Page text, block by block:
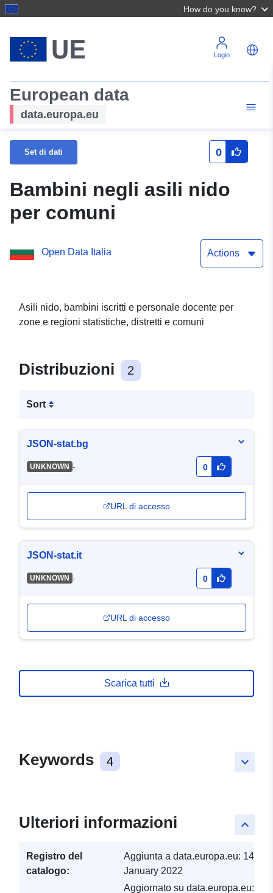
How do you know?
Login
European data
data.europa.eu
Set di dati 0
Bambini negli asili nido
per comuni
Open Data Italia Actions
Asili nido, bambini iscritti e personale docente per
zone e regioni statistiche, distretti e comuni
Distribuzioni 2
Sort
JSON-stat.bg
UNKNOWN - 0
URL di accesso
JSON-stat.it
UNKNOWN - 0
URL di accesso
Scarica tutti
keyboard_arrow_down
Keywords 4
keyboard_arrow_up
Ulteriori informazioni
Registro del
catalogo:
Aggiunta a data.europa.eu: 14
January 2022
Aggiornato su data.europa.eu: